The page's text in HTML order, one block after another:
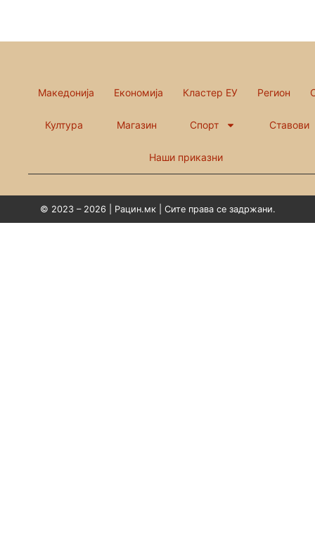
Македонија Економија Кластер ЕУ Регион
Култура Магазин Спорт Ставови
Наши приказни
© 2023 – 2026 | Рацин.мк | Сите права се задржани.